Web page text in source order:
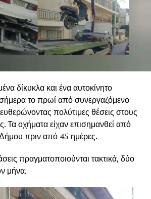
δίκυκλα και ένα αυτοκίνητο
το πρωί από συνεργαζόμενο
πολύτιμες θέσεις στους
Τα οχήματα είχαν επισημανθεί από
πριν από 45 ημέρες.
πραγματοποιούνται τακτικά, δύο
μήνα.